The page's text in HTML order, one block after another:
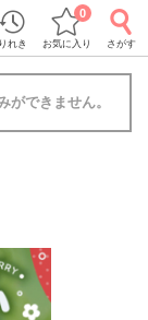
りれき お気に入り
0
さがす
ができません。